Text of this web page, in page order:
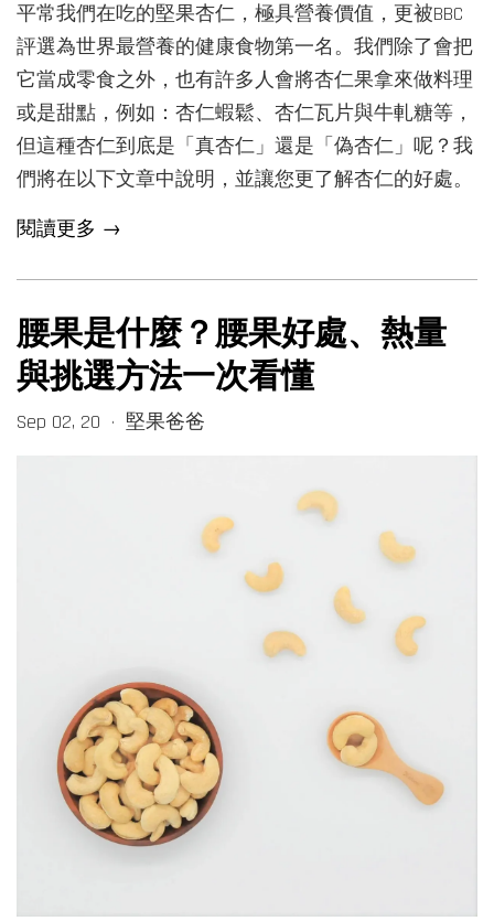
平常我們在吃的堅果杏仁，極具營養價值，更被BBC
評選為世界最營養的健康食物第一名。我們除了會把
它當成零食之外，也有許多人會將杏仁果拿來做料理
或是甜點，例如：杏仁蝦鬆、杏仁瓦片與牛軋糖等，
但這種杏仁到底是「真杏仁」還是「偽杏仁」呢？我
們將在以下文章中說明，並讓您更了解杏仁的好處。
閱讀更多 →
腰果是什麼？腰果好處、熱量
與挑選方法一次看懂
Sep 02, 20 • 堅果爸爸